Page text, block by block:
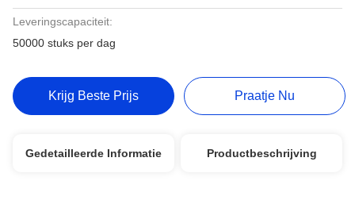
Leveringscapaciteit:
50000 stuks per dag
Krijg Beste Prijs Praatje Nu
Gedetailleerde Informatie Productbeschrijving